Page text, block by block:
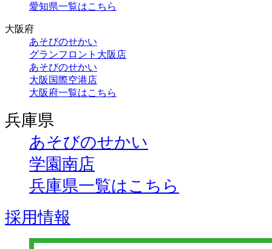
愛知県一覧はこちら
大阪府
あそびのせかい
グランフロント大阪店
あそびのせかい
大阪国際空港店
大阪府一覧はこちら
兵庫県
あそびのせかい
学園南店
兵庫県一覧はこちら
採用情報